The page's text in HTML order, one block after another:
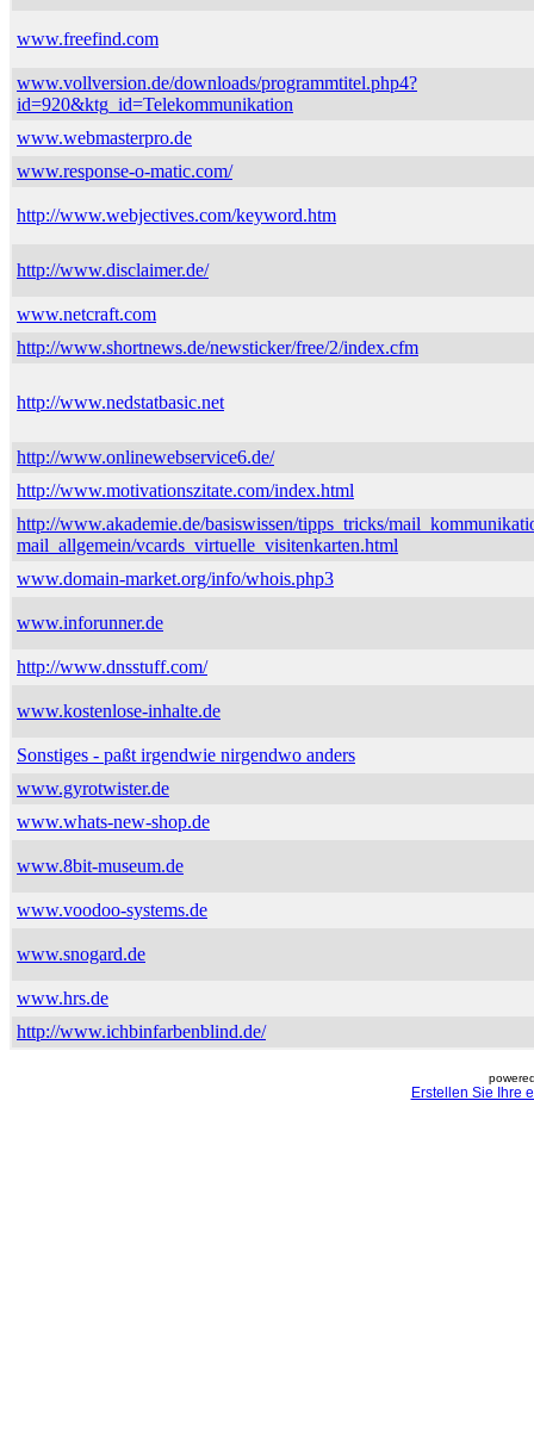
www.freefind.com
www.vollversion.de/downloads/programmtitel.php4?
id=920&ktg_id=Telekommunikation
www.webmasterpro.de
www.response-o-matic.com/
http://www.webjectives.com/keyword.htm
http://www.disclaimer.de/
www.netcraft.com
http://www.shortnews.de/newsticker/free/2/index.cfm
http://www.nedstatbasic.net
http://www.onlinewebservice6.de/
http://www.motivationszitate.com/index.html
http://www.akademie.de/basiswissen/tipps_tricks/
mail_allgemein/vcards_virtuelle_visitenkarten.html
www.domain-market.org/info/whois.php3
www.inforunner.de
http://www.dnsstuff.com/
www.kostenlose-inhalte.de
Sonstiges - paßt irgendwie nirgendwo anders
www.gyrotwister.de
www.whats-new-shop.de
www.8bit-museum.de
www.voodoo-systems.de
www.snogard.de
www.hrs.de
http://www.ichbinfarbenblind.de/
Erstellen Sie Ihre